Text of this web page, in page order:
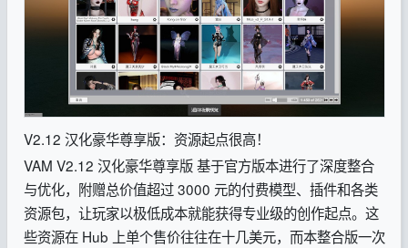
V2.12 汉化豪华尊享版：资源起点很高！
VAM V2.12 汉化豪华尊享版 基于官方版本进行了深度整合
与优化，附赠总价值超过 3000 元的付费模型、插件和各类
资源包，让玩家以极低成本就能获得专业级的创作起点。这
些资源在 Hub 上单个售价往往在十几美元，而本整合版一次